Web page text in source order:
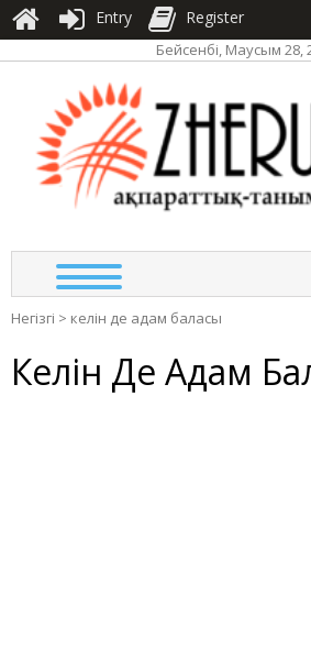
Бейсенбі, Маусым 28,
Негізгі > келін де адам баласы
Келін Де Адам
Entry Register